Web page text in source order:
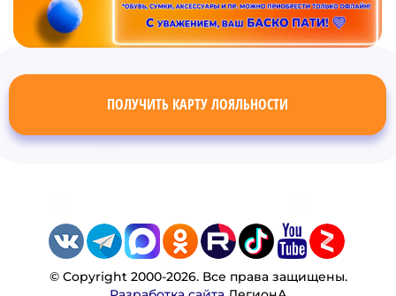
ПОЛУЧИТЬ КАРТУ ЛОЯЛЬНОСТИ
© Copyright 2000-2026. Все права защищены.